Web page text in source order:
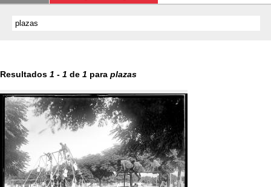
Resultados 1 - 1 de 1 para plazas